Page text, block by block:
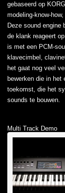
gebaseerd op
modeling-know-
Deze sound engine
de klank reageert
is met een PCM-
klavecimbel,
het gaat nog veel
bewerken die in
toekomst, die het
sounds te bouwen.
Multi Track Demo